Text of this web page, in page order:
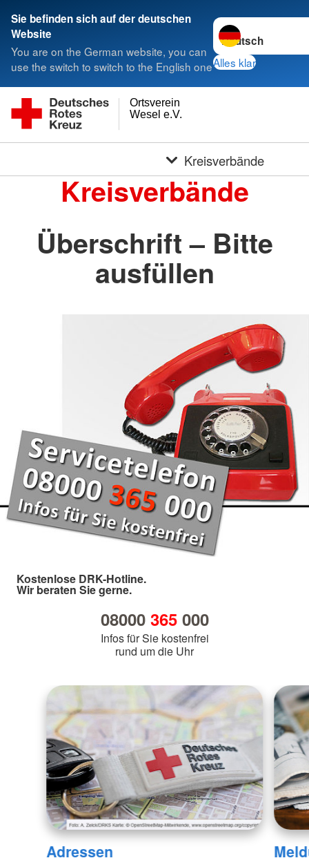
Sie befinden sich auf der deutschen
Website
You are on the German website, you can
use the switch to switch to the English one
Sprache wechseln
Alles klar
Wesel e.V.
Ortsverein
Kreisverbände
Kreisverbände
Überschrift – Bitte
ausfüllen
Kostenlose DRK-Hotline.
Wir beraten Sie gerne.
08000 365000
Infos für Sie kostenfrei
rund um die Uhr
Adressen